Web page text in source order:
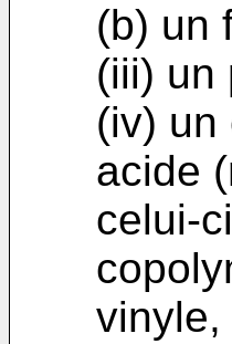
(b) un
(iii) un
(iv) un
acide
celui-
vinyle,